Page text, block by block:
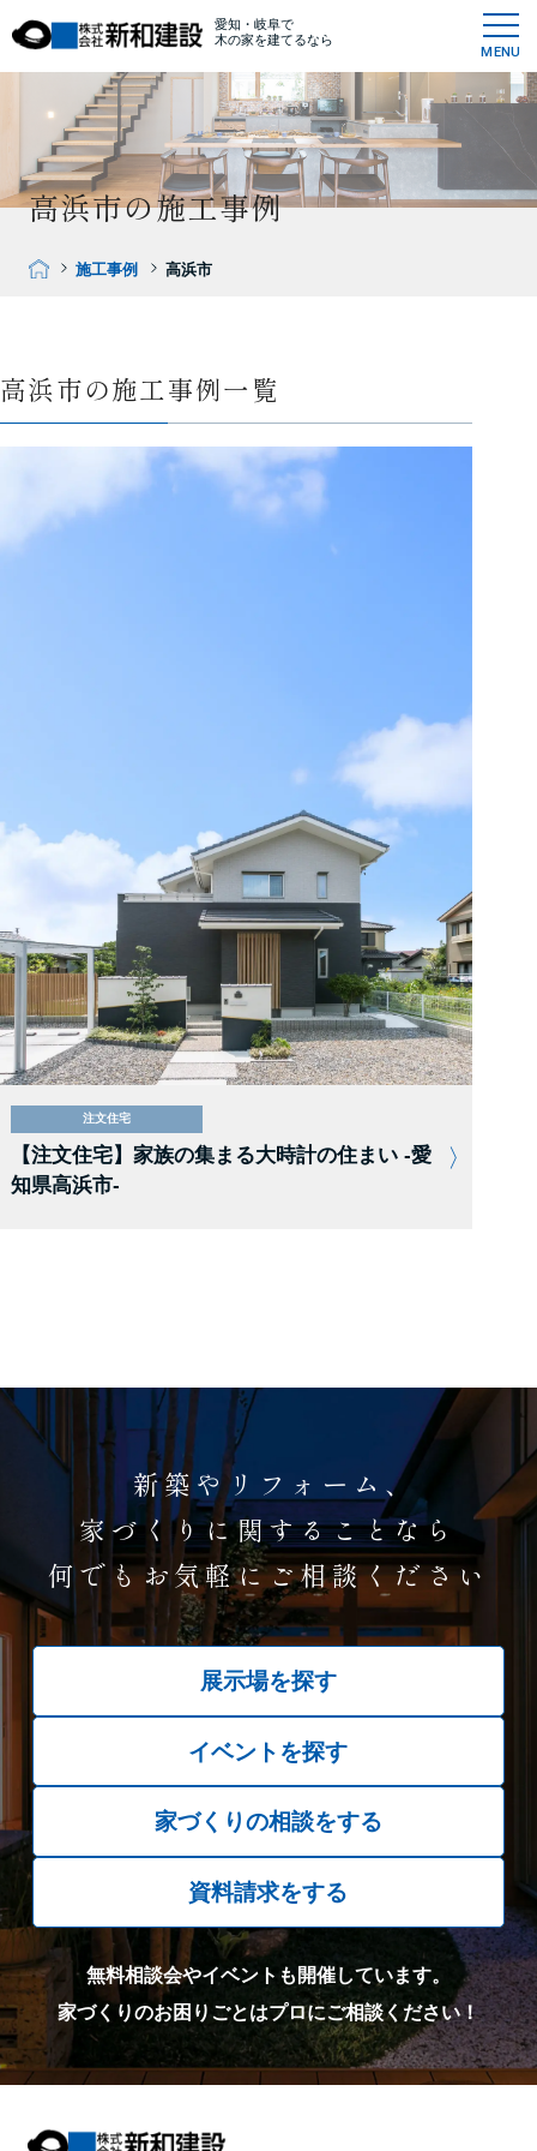
愛知・岐阜で
木の家を建てるなら
MENU
高浜市の施工事例
施工事例 高浜市
高浜市の施工事例一覧
注文住宅
【注文住宅】家族の集まる大時計の住まい -愛
知県高浜市-
新築やリフォーム、
家づくりに関することなら
何でもお気軽にご相談ください
展示場を探す
イベントを探す
家づくりの相談をする
資料請求をする
無料相談会やイベントも開催しています。
家づくりのお困りごとはプロにご相談ください！